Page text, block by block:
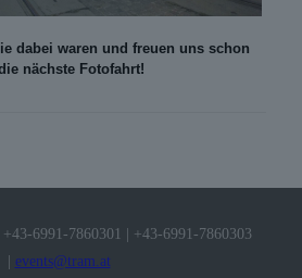
dabei waren und freuen uns schon
nächste Fotofahrt!
+43-6991-7860301 | +43-6991-7860303
| events@tram.at